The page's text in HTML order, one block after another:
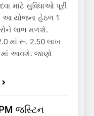
માટે સુવિધાઓ પૂરી
આ યોજના હેઠળ 1
લાભ મળશે.
માં રૂ. 2.50 લાખ
આવશે. જાણો
જસ્ટિન